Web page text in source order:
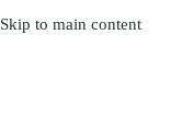
Skip to main content